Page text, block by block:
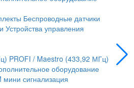
Беспроводные датчики
Устройства управления
PROFI / Maestro (433,92 МГц)
оборудование
сигнализация